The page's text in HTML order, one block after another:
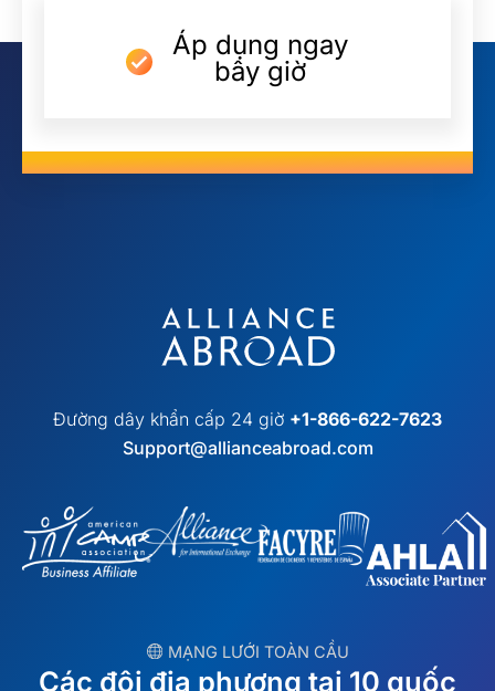
Áp dụng ngay
bây giờ
Đường dây khẩn cấp 24 giờ +1-866-622-7623
Support@allianceabroad.com
︎ MẠNG LƯỚI TOÀN CẦU
Các đội địa phương tại 10 quốc